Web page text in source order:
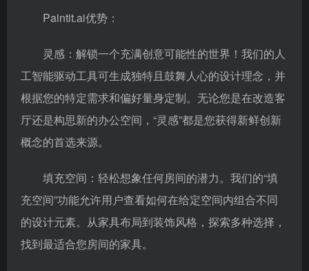
Paintit.ai优势：
灵感：解锁一个充满创意可能性的世界！我们的人
工智能驱动工具可生成独特且鼓舞人心的设计理念，并
根据您的特定需求和偏好量身定制。无论您是在改造客
厅还是构思新的办公空间，“灵感”都是您获得新鲜创新
概念的首选来源。
填充空间：轻松想象任何房间的潜力。我们的“填
充空间”功能允许用户查看如何在给定空间内组合不同
的设计元素。从家具布局到装饰风格，探索多种选择，
找到最适合您房间的家具。